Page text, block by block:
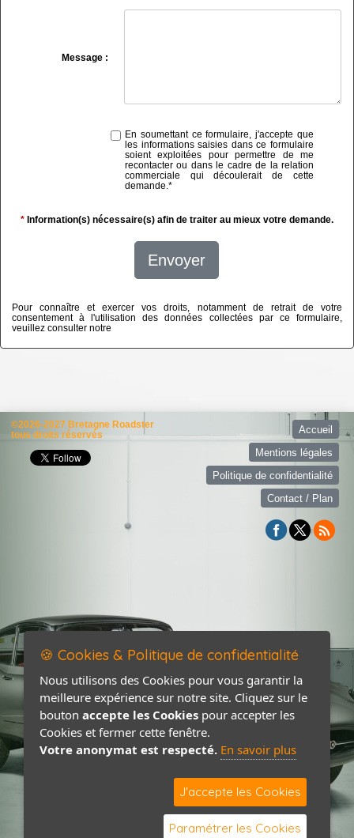
Message :
En soumettant ce formulaire, j'accepte que
les informations saisies dans ce formulaire
soient exploitées pour permettre de me
recontacter ou dans le cadre de la relation
commerciale qui découlerait de cette
demande.*
* Information(s) nécessaire(s) afin de traiter au mieux votre demande.
Envoyer
Pour connaître et exercer vos droits, notamment de retrait de votre
consentement à l'utilisation des données collectées par ce formulaire,
veuillez consulter notre
©2026-2027 Bretagne Roadster
tous droits réservés
Accueil
Mentions légales
Politique de confidentialité
Contact / Plan
🍪 Cookies & Politique de confidentialité
Nous utilisons des Cookies pour vous garantir la
meilleure expérience sur notre site. Cliquez sur le
bouton accepte les Cookies pour accepter les
Cookies et fermer cette fenêtre.
Votre anonymat est respecté. En savoir plus
J'accepte les Cookies
Paramétrer les Cookies